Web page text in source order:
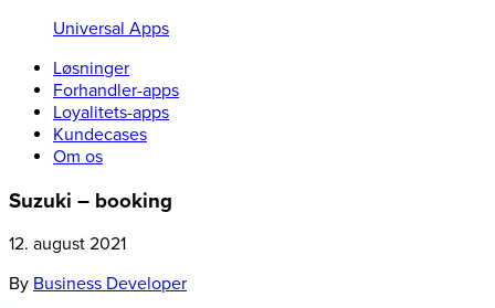
Universal Apps
Løsninger
Forhandler-apps
Loyalitets-apps
Kundecases
Om os
Suzuki – booking
12. august 2021
By Business Developer